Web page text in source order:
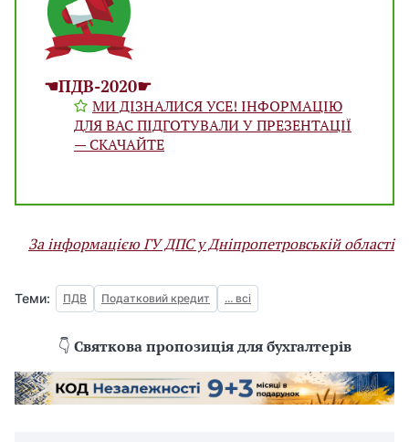
☚ПДВ-2020☛
МИ ДІЗНАЛИСЯ УСЕ! ІНФОРМАЦІЮ
ДЛЯ ВАС ПІДГОТУВАЛИ У ПРЕЗЕНТАЦІЇ
— СКАЧАЙТЕ
За інформацією ГУ ДПС у Дніпропетровській області
Теми: ПДВ Податковий кредит ... всі
👇 Святкова пропозиція для бухгалтерів